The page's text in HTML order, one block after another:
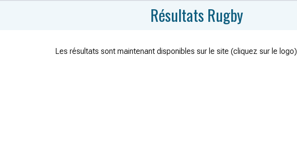
Résultats Rugby
Les résultats sont maintenant disponibles sur le site (cliquez sur le logo)